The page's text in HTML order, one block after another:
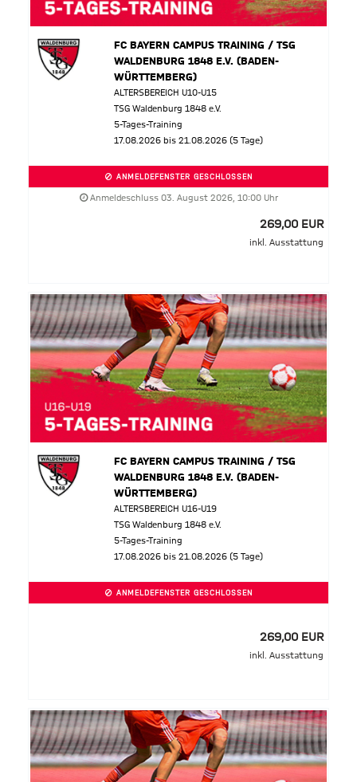
FC BAYERN CAMPUS TRAINING / TSG
WALDENBURG 1848 E.V. (BADEN-
WÜRTTEMBERG)
ALTERSBEREICH U10-U15
TSG Waldenburg 1848 e.V.
5-Tages-Training
17.08.2026 bis 21.08.2026 (5 Tage)
ANMELDEFENSTER GESCHLOSSEN
Anmeldeschluss 03. August 2026, 10:00 Uhr
269,00 EUR
inkl. Ausstattung
FC BAYERN CAMPUS TRAINING / TSG
WALDENBURG 1848 E.V. (BADEN-
WÜRTTEMBERG)
ALTERSBEREICH U16-U19
TSG Waldenburg 1848 e.V.
5-Tages-Training
17.08.2026 bis 21.08.2026 (5 Tage)
ANMELDEFENSTER GESCHLOSSEN
269,00 EUR
inkl. Ausstattung